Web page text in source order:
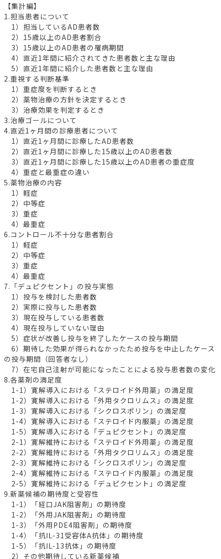
【集計編】
1.担当患者について
1）担当しているAD患者数
2）15歳以上のAD患者割合
3）15歳以上のAD患者の罹病期間
4）直近1年間に紹介されてきた患者数と主な理由
5）直近1年間に紹介した患者数と主な理由
2.重視する判断基準
1）重症度を判断するとき
2）薬物治療の方針を決定するとき
3）治療効果を判定するとき
3.治療ゴールについて
4.直近1ヶ月間の診療患者について
1）直近1ヶ月間に診療したAD患者数
2）直近1ヶ月間に診療した15歳以上のAD患者数
3）直近1ヶ月間に診療した15歳以上のAD患者の重症度
4）重症と最重症の違い
5.薬物治療の内容
1）軽症
2）中等症
3）重症
4）最重症
6.コントロール不十分な患者割合
1）軽症
2）中等症
3）重症
4）最重症
7.「デュピクセント」の投与実態
1）投与を検討した患者数
2）実際に投与した患者数
3）現在投与している患者数
4）現在投与していない理由
5）症状が改善し投与を終了したケースの投与期間
6）期待した効果が得られなかったため投与を中止したケース
の投与期間（回答者なし）
7）在宅自己注射が可能になったことによる投与患者数の変化
8.各薬剤の満足度
1-1）寛解導入における「ステロイド外用薬」の満足度
1-2）寛解導入における「外用タクロリムス」の満足度
1-3）寛解導入における「シクロスポリン」の満足度
1-4）寛解導入における「ステロイド内服薬」の満足度
1-5）寛解導入における「デュピクセント」の満足度
2-1）寛解維持における「ステロイド外用薬」の満足度
2-2）寛解維持における「外用タクロリムス」の満足度
2-3）寛解維持における「シクロスポリン」の満足度
2-4）寛解維持における「ステロイド内服薬」の満足度
2-5）寛解維持における「デュピクセント」の満足度
9.新薬候補の期待度と受容性
1-1）「経口JAK阻害剤」の期待度
1-2）「外用JAK阻害剤」の期待度
1-3）「外用PDE4阻害剤」の期待度
1-4）「抗IL-31受容体A抗体」の期待度
1-5）「抗IL-13抗体」の期待度
2）その他期待している新薬候補